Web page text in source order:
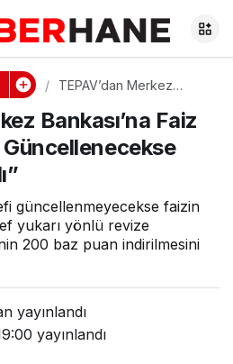
TEPAV’dan Merkez
“Hedef Güncellenecekse
İndirim Yapılmalı”
Bankası’na Faiz
Güncellenecekse
güncellenmeyecekse faizin
yukarı yönlü revize
200 baz puan indirilmesini
yayınlandı
yayınlandı